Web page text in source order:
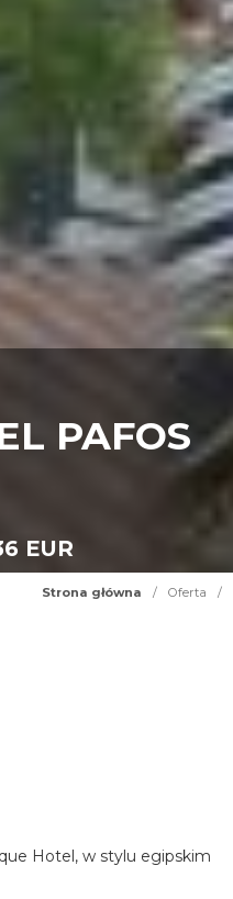
PAFOS
EUR
Strona główna / Oferta /
Hotel, w stylu egipskim